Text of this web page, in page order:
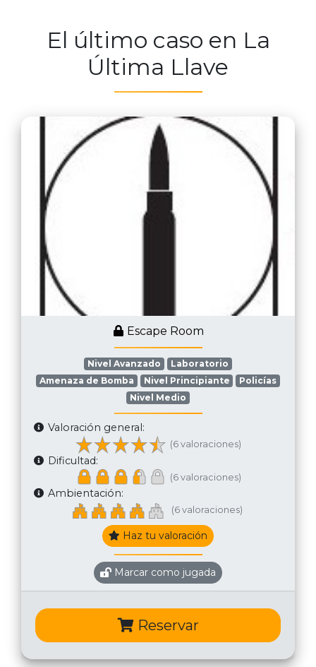
El último caso en La
Última Llave
Escape Room
Nivel Avanzado
Laboratorio
Amenaza de Bomba
Nivel Principiante
Policías
Nivel Medio
Valoración general:
(6 valoraciones)
Dificultad:
(6 valoraciones)
Ambientación:
(6 valoraciones)
Haz tu valoración
Marcar como jugada
Reservar